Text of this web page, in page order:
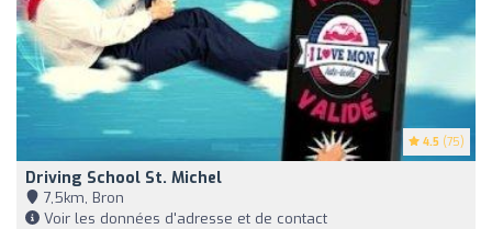
4.5 (75)
Driving School St. Michel
7,5km, Bron
Voir les données d'adresse et de contact